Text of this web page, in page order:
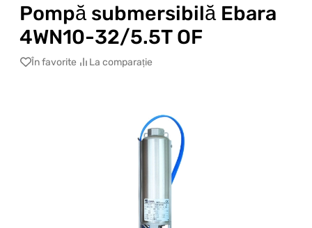
Pompă submersibilă Ebara
4WN10-32/5.5T OF
În favorite La comparație